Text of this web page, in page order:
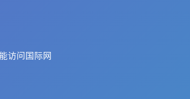
访问国际网